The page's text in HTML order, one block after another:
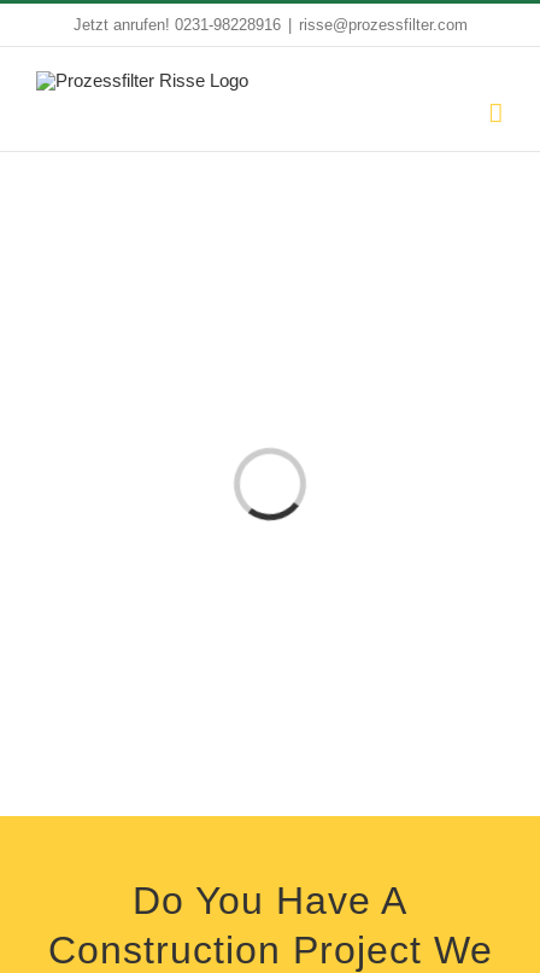
Jetzt anrufen! 0231-98228916 risse@prozessfilter.com
Laden...
Do You Have A
Construction Project We